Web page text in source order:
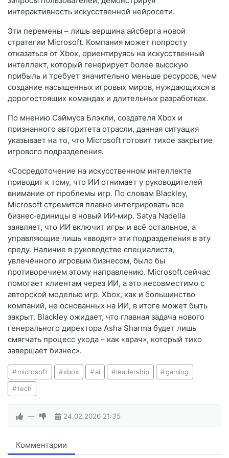
интерактивность искусственной нейросети.
Эти перемены – лишь вершина айсберга новой
стратегии Microsoft. Компания может попросту
отказаться от Xbox, ориентируясь на искусственный
интеллект, который генерирует более высокую
прибыль и требует значительно меньше ресурсов, чем
создание насыщенных игровых миров, нуждающихся в
дорогостоящих командах и длительных разработках.
По мнению Сэймуса Блэкли, создателя Xbox и
признанного авторитета отрасли, данная ситуация
указывает на то, что Microsoft готовит тихое закрытие
игрового подразделения.
«Сосредоточение на искусственном интеллекте
приводит к тому, что ИИ отнимает у руководителей
внимание от проблемы игр. По словам Blackley,
Microsoft стремится плавно интегрировать все
бизнес‑единицы в новый ИИ‑мир. Satya Nadella
заявляет, что ИИ включит игры и всё остальное, а
управляющие лишь «вводят» эти подразделения в эту
среду. Наличие в руководстве специалиста,
увлечённого игровым бизнесом, было бы
противоречием этому направлению. Microsoft сейчас
помогает клиентам через ИИ, а это несовместимо с
авторской моделью игр. Xbox, как и большинство
компаний, не основанных на ИИ, в итоге может быть
закрыт. Blackley ожидает, что главная задача нового
генерального директора Asha Sharma будет лишь
смягчать процесс ухода – как «врач», который тихо
завершает бизнес».
microsoft xbox ai leadership gaming
tech
— 24.02.2026 21:35
Комментарии